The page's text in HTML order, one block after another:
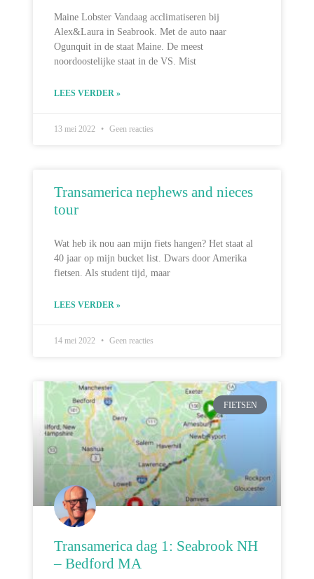
Maine Lobster Vandaag acclimatiseren bij
Alex&Laura in Seabrook. Met de auto naar
Ogunquit in de staat Maine. De meest
noordoostelijke staat in de VS. Mist
LEES VERDER »
13 mei 2022 Geen reacties
Transamerica nephews and nieces
tour
Wat heb ik nou aan mijn fiets hangen? Het staat al
40 jaar op mijn bucket list. Dwars door Amerika
fietsen. Als student tijd, maar
LEES VERDER »
14 mei 2022 Geen reacties
FIETSEN
Transamerica dag 1: Seabrook NH
– Bedford MA